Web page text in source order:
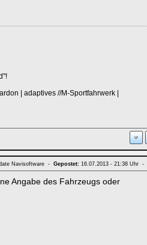
| adaptives //M-Sportfahrwerk |
Navisoftware - Gepostet: 16.07.2013 - 21:38 Uhr -
Angabe des Fahrzeugs oder